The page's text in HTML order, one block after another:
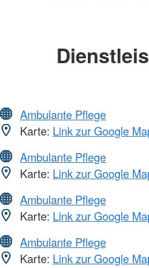
Ambulante Pflege
Karte: Link zur Google
Ambulante Pflege
Karte: Link zur Google
Ambulante Pflege
Karte: Link zur Google
Ambulante Pflege
Karte: Link zur Google